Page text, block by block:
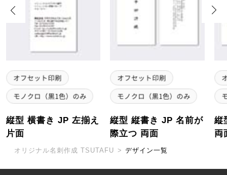
縦型 横書き JP 左揃え
片面
縦型 縦書き JP 名前が
際立つ 両面
縦
両
Previous Next
オリジナル名刺作成 TSUTAFU > デザイン一覧